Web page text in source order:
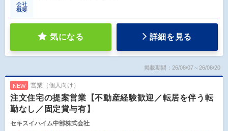
会社
概要
気になる 詳細を見る
掲載期間：26/08/07～26/08/20
NEW 営業（個人向け）
注文住宅の提案営業【不動産経験歓迎／転居を伴う転
勤なし／固定賞与有】
セキスイハイム中部株式会社